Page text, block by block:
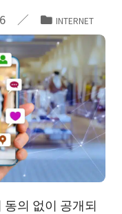
INTERNET
의 없이 공개되